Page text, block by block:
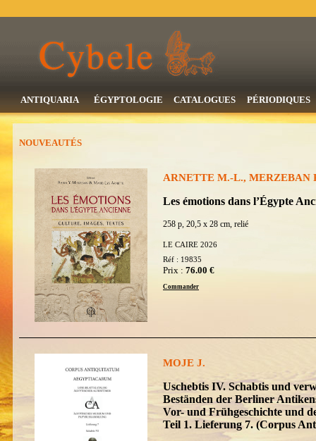
ANTIQUARIA ÉGYPTOLOGIE CATALOGUES PÉRIODIQUES
NOUVEAUTÉS
ARNETTE M.-L., MERZEBAN
Les émotions dans l’Égypte
258 p, 20,5 x 28 cm, relié
LE CAIRE 2026
Réf : 19835
Prix : 76.00 €
Commander
MOJE J.
Uschebtis IV. Schabtis und
Beständen der Berliner
Vor- und Frühgeschichte und
Teil 1. Lieferung 7. (Corpus